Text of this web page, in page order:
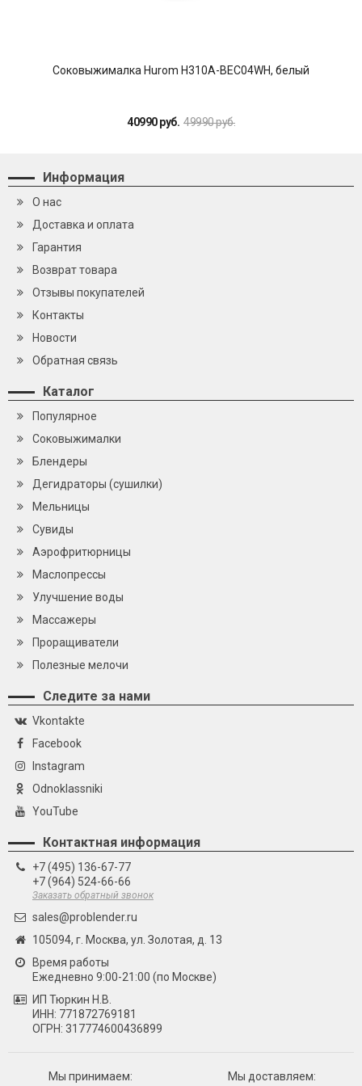
Соковыжималка Hurom H310A-BEC04WH, белый
40990 руб. 49990 руб.
Информация
О нас
Доставка и оплата
Гарантия
Возврат товара
Отзывы покупателей
Контакты
Новости
Обратная связь
Каталог
Популярное
Cоковыжималки
Блендеры
Дегидраторы (сушилки)
Мельницы
Сувиды
Аэрофритюрницы
Маслопрессы
Улучшение воды
Массажеры
Проращиватели
Полезные мелочи
Следите за нами
Vkontakte
Facebook
Instagram
Odnoklassniki
YouTube
Контактная информация
+7 (495) 136-67-77
+7 (964) 524-66-66
Заказать обратный звонок
sales@problender.ru
105094, г. Москва, ул. Золотая, д. 13
Время работы
Ежедневно 9:00-21:00 (по Москве)
ИП Тюркин Н.В.
ИНН: 771872769181
ОГРН: 317774600436899
Мы принимаем: Мы доставляем: